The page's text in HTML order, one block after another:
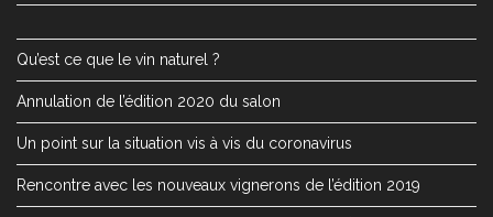
Qu’est ce que le vin naturel ?
Annulation de l’édition 2020 du salon
Un point sur la situation vis à vis du coronavirus
Rencontre avec les nouveaux vignerons de l’édition 2019